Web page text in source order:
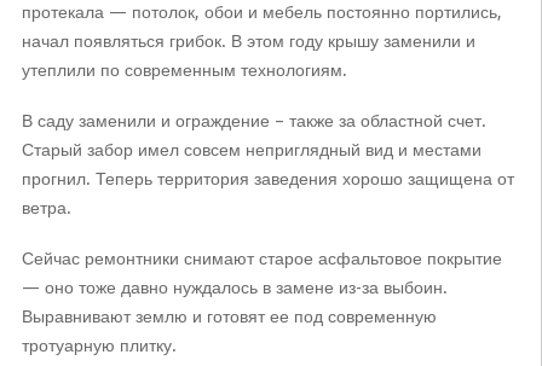
протекала — потолок, обои и мебель постоянно портились,
начал появляться грибок. В этом году крышу заменили и
утеплили по современным технологиям.
В саду заменили и ограждение – также за областной счет.
Старый забор имел совсем неприглядный вид и местами
прогнил. Теперь территория заведения хорошо защищена от
ветра.
Сейчас ремонтники снимают старое асфальтовое покрытие
— оно тоже давно нуждалось в замене из-за выбоин.
Выравнивают землю и готовят ее под современную
тротуарную плитку.